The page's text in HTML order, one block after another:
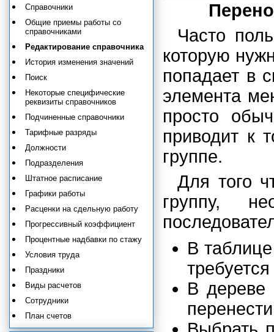
Часто
которую
попадает в
элемента
просто
приводит к
группе.
Для того
группу,
В
В дереве
Справочники
Общие приемы работы со
справочниками
Редактирование справочника
История изменения значений
Поиск
Некоторые специфические
реквизиты справочников
Подчиненные справочники
Тарифные разряды
Должности
Подразделения
Штатное расписание
Графики работы
Расценки на сдельную работу
Прогрессивный коэффициент
Процентные надбавки по стажу
Условия труда
Праздники
Виды расчетов
Сотрудники
План счетов